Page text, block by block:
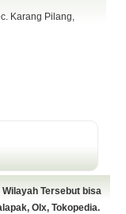
Karang Pilang,
Tersebut bisa
Olx, Tokopedia.